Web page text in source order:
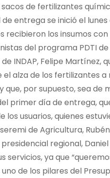
sacos de fertilizantes
de entrega se inició el
recibieron los insumos
del programa PDTI
INDAP, Felipe Martínez,
el alza de los fertilizantes
que, por supuesto, sea de
primer día de entrega,
los usuarios, quienes
de Agricultura,
presidencial regional,
servicios, ya que
de los pilares del